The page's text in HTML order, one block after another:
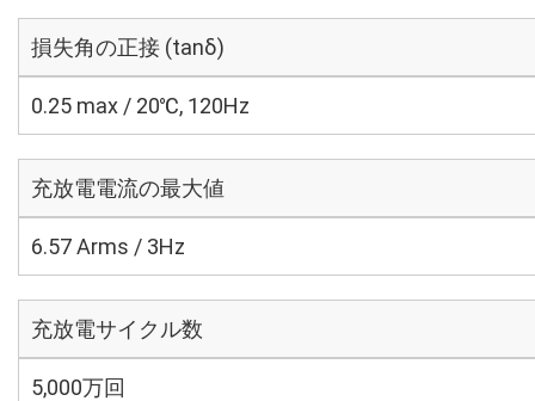
損失角の正接 (tanδ)
0.25 max / 20℃, 120Hz
充放電電流の最大値
6.57 Arms / 3Hz
充放電サイクル数
5,000万回